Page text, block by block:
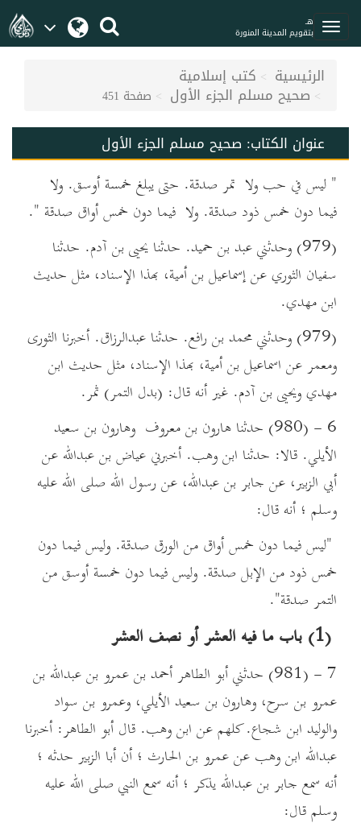
هـ
بتقويم المدينة المنورة
الرئيسية كتب إسلامية
صحيح مسلم الجزء الأول صفحة 451
عنوان الكتاب: صحيح مسلم الجزء الأول
" ليس في حب ولا تمر صدقة. حتى يبلغ خمسة أوسق. ولا
فيما دون خمس ذود صدقة. ولا فيما دون خمس أواق صدقة ".
(979) وحدثني عبد بن حميد. حدثنا يحيى بن آدم. حدثنا
سفيان الثوري عن إسماعيل بن أمية، بهذا الإسناد، مثل حديث
ابن مهدي.
(979) وحدثني محمد بن رافع. حدثنا عبدالرزاق. أخبرنا الثورى
ومعمر عن اسماعيل بن أمية، بهذا الإسناد، مثل حديث ابن
مهدي ويحيى بن آدم. غير أنه قال: (بدل التمر) ثمر.
6 - (980) حدثنا هارون بن معروف وهارون بن سعيد
الأيلي. قالا: حدثنا ابن وهب. أخبرني عياض بن عبدالله عن
أبي الزبير، عن جابر بن عبدالله، عن رسول الله صلى الله عليه
وسلم ؛ أنه قال:
"ليس فيما دون خمس أواق من الورق صدقة. وليس فيما دون
خمس ذود من الإبل صدقة. وليس فيما دون خمسة أوسق من
التمر صدقة".
(1) باب ما فيه العشر أو نصف العشر
7 - (981) حدثني أبو الطاهر أحمد بن عمرو بن عبدالله بن
عمرو بن سرح، وهارون بن سعيد الأيلي، وعمرو بن سواد
والوليد ابن شجاع. كلهم عن ابن وهب. قال أبو الطاهر: أخبرنا
عبدالله ابن وهب عن عمرو بن الحارث ؛ أن أبا الزبير حدثه ؛
أنه سمع جابر بن عبدالله يذكر ؛ أنه سمع النبي صلى الله عليه
وسلم قال: